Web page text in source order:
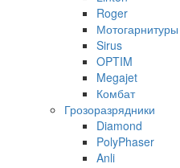
Roger
Мотогарнитуры
Sirus
OPTIM
Megajet
Комбат
Грозоразрядники
Diamond
PolyPhaser
Anli